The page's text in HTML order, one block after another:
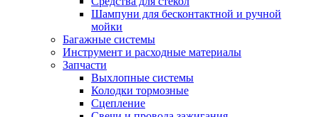
Шампуни для бесконтактной и ручной
мойки
Багажные системы
Инструмент и расходные материалы
Запчасти
Выхлопные системы
Колодки тормозные
Сцепление